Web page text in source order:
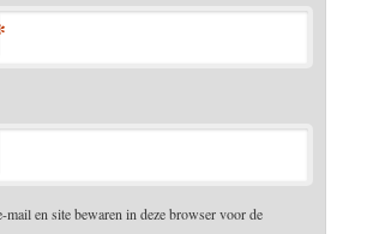
mail en site bewaren in deze browser voor de